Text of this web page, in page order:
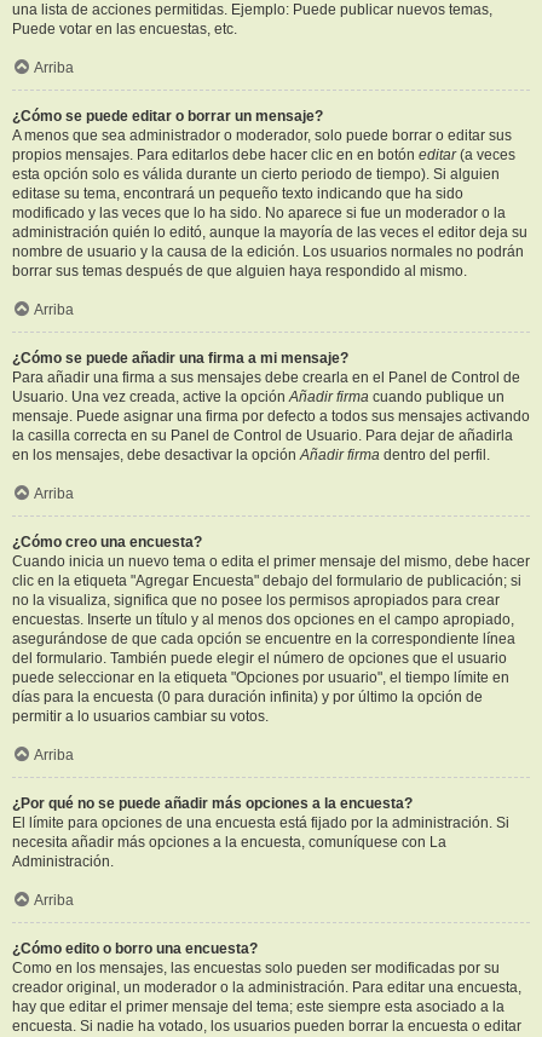
una lista de acciones permitidas. Ejemplo: Puede publicar nuevos temas,
Puede votar en las encuestas, etc.
Arriba
¿Cómo se puede editar o borrar un mensaje?
A menos que sea administrador o moderador, solo puede borrar o editar sus
propios mensajes. Para editarlos debe hacer clic en en botón editar(a veces
esta opción solo es válida durante un cierto periodo de tiempo). Si alguien
editase su tema, encontrará un pequeño texto indicando que ha sido
modificado y las veces que lo ha sido. No aparece si fue un moderador o la
administración quién lo editó, aunque la mayoría de las veces el editor deja su
nombre de usuario y la causa de la edición. Los usuarios normales no podrán
borrar sus temas después de que alguien haya respondido al mismo.
Arriba
¿Cómo se puede añadir una firma a mi mensaje?
Para añadir una firma a sus mensajes debe crearla en el Panel de Control de
Usuario. Una vez creada, active la opciónAñadir firma cuando publique un
mensaje. Puede asignar una firma por defecto a todos sus mensajes activando
la casilla correcta en su Panel de Control de Usuario. Para dejar de añadirla
en los mensajes, debe desactivar la opciónAñadir firma dentro del perfil.
Arriba
¿Cómo creo una encuesta?
Cuando inicia un nuevo tema o edita el primer mensaje del mismo, debe hacer
clic en la etiqueta "Agregar Encuesta" debajo del formulario de publicación; si
no la visualiza, significa que no posee los permisos apropiados para crear
encuestas. Inserte un título y al menos dos opciones en el campo apropiado,
asegurándose de que cada opción se encuentre en la correspondiente línea
del formulario. También puede elegir el número de opciones que el usuario
puede seleccionar en la etiqueta "Opciones por usuario", el tiempo límite en
días para la encuesta (0 para duración infinita) y por último la opción de
permitir a lo usuarios cambiar su votos.
Arriba
¿Por qué no se puede añadir más opciones a la encuesta?
El límite para opciones de una encuesta está fijado por la administración. Si
necesita añadir más opciones a la encuesta, comuníquese con La
Administración.
Arriba
¿Cómo edito o borro una encuesta?
Como en los mensajes, las encuestas solo pueden ser modificadas por su
creador original, un moderador o la administración. Para editar una encuesta,
hay que editar el primer mensaje del tema; este siempre esta asociado a la
encuesta. Si nadie ha votado, los usuarios pueden borrar la encuesta o editar